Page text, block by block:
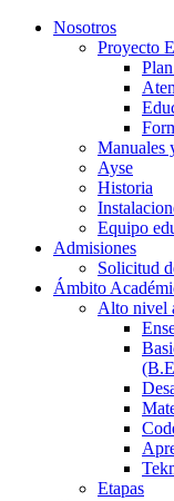
Nosotros
Proyecto
Manuales
Ayse
Historia
Equipo
Admisiones
Solicitud
Ámbito
Alto nivel
Etapas